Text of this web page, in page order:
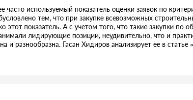
используемый показатель оценки заявок по
тем, что при закупке всевозможных
этот показатель. А с учетом того, что такие закупки по
лидирующие позиции, неудивительно, что и
и разнообразна. Гасан Хидиров анализирует ее в статье